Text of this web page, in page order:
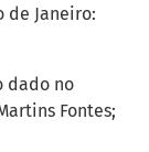
de Janeiro:
dado no
Fontes;